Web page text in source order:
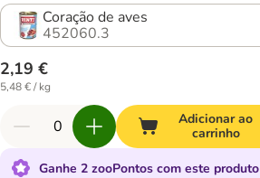
Coração de aves
452060.3
2,19 €
5,48 € / kg
Adicionar ao
carrinho
Ganhe 2 zooPontos com este produto